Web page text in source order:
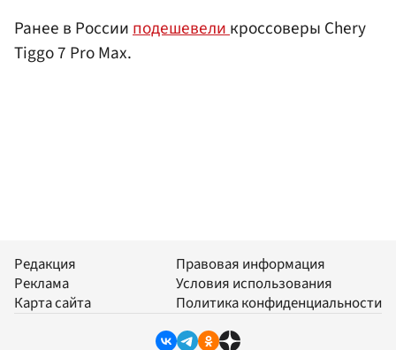
Ранее в Россииподешевеликроссоверы Chery
Tiggo 7 Pro Max.
Редакция
Реклама
Карта сайта
Правовая информация
Условия использования
Политика конфиденциальности